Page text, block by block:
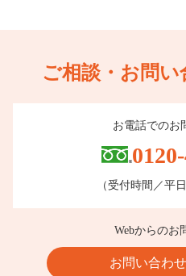
ご相談・お問
お電話でのお
（受付時間／平
Webからのお
お問い合わ